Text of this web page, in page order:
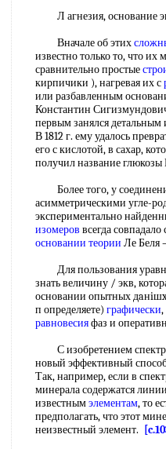
Л агнезия, основание
Вначале об этих
известно только то, что их
сравнительно простые
кирпичики ), нагревая их с
или разбавленным
Константин
первым занялся детальным
В 1812 г. ему удалось
его с кислотой, в сахар,
получил название глюкозы
Более того, у
асимметрическими угле-
экспериментально
изомеров всегда
основании теории Ле Беля
Для пользования
знать величину / экв,
основании опытных
п определяете) графически,
равновесияфаз и
С изобретением
новый эффективный
Так, например, если в
минерала содержатся
известнымэлементам, то
предполагать, что этот
неизвестный элемент.